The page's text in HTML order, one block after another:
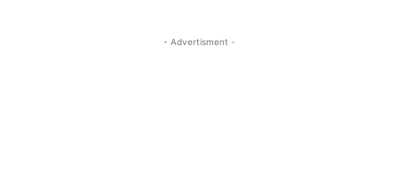
- Advertisment -